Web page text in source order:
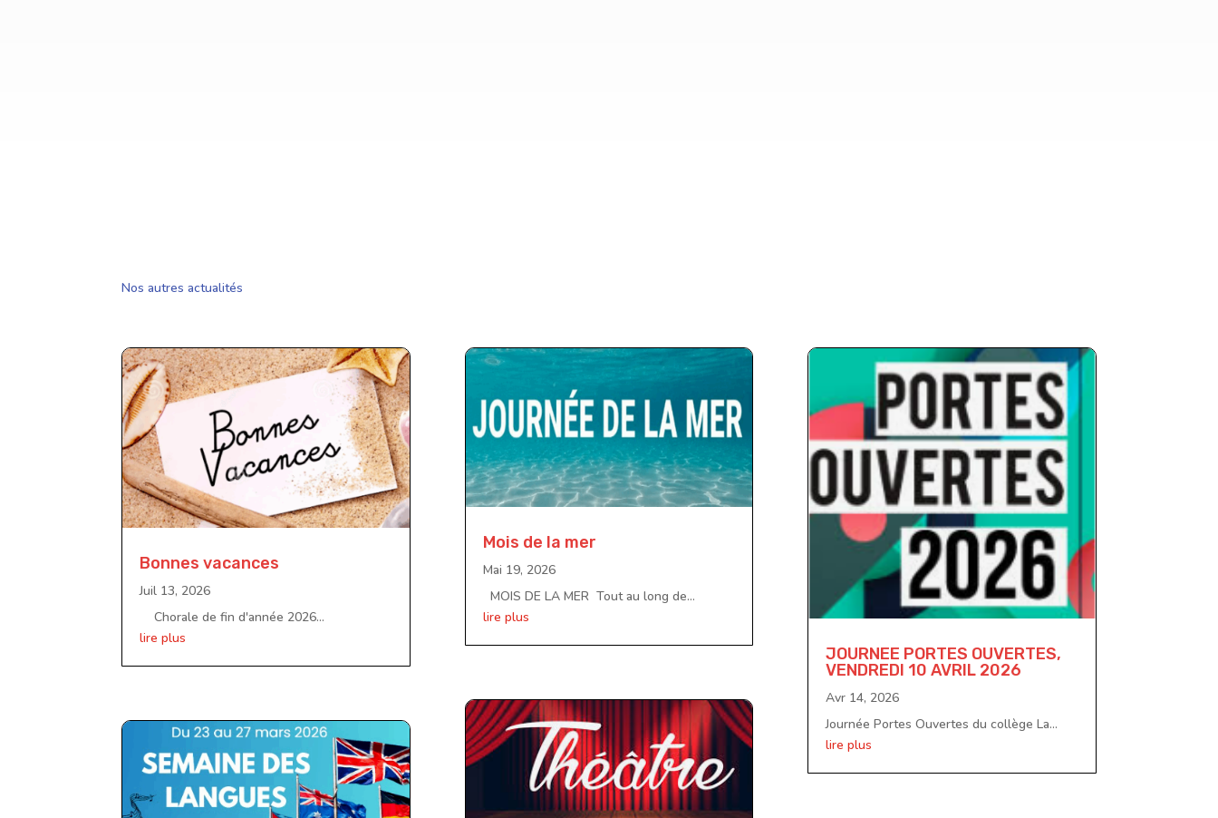
Nos autres actualités
Bonnes vacances
Juil 13, 2026
Chorale de fin d'année 2026...
lire plus
Mois de la mer
Mai 19, 2026
MOIS DE LA MER Tout au long de...
lire plus
JOURNEE PORTES OUVERTES,
VENDREDI 10 AVRIL 2026
Avr 14, 2026
Journée Portes Ouvertes du collège La...
lire plus